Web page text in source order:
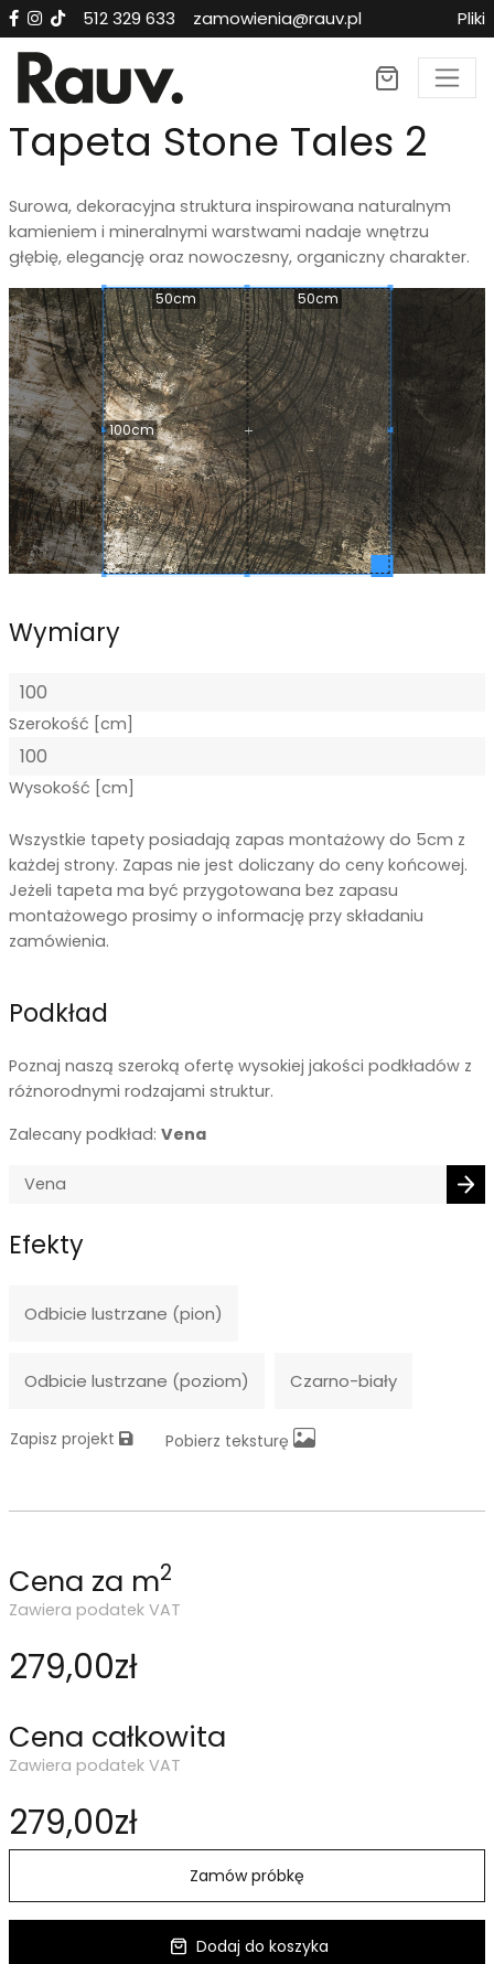
512 329 633 zamowienia@rauv.pl Pliki
Tapeta Stone Tales 2
Surowa, dekoracyjna struktura inspirowana naturalnym
kamieniem i mineralnymi warstwami nadaje wnętrzu
głębię, elegancję oraz nowoczesny, organiczny charakter.
50cm
100cm
50cm
Wymiary
Szerokość [cm]
Wysokość [cm]
Wszystkie tapety posiadają zapas montażowy do 5cm z
każdej strony. Zapas nie jest doliczany do ceny końcowej.
Jeżeli tapeta ma być przygotowana bez zapasu
montażowego prosimy o informację przy składaniu
zamówienia.
Podkład
Poznaj naszą szeroką ofertę wysokiej jakości podkładów z
różnorodnymi rodzajami struktur.
Zalecany podkład: Vena
Efekty
Odbicie lustrzane (pion)
Odbicie lustrzane (poziom) Czarno-biały
Zapisz projekt Pobierz teksturę
Cena za m2
Zawiera podatek VAT
279,00zł
Cena całkowita
Zawiera podatek VAT
279,00zł
Zamów próbkę
Dodaj do koszyka
×